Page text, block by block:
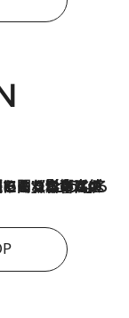
はいつまで続く？《エネルギー専門家に聞く“どうなる日本の暮らし”》